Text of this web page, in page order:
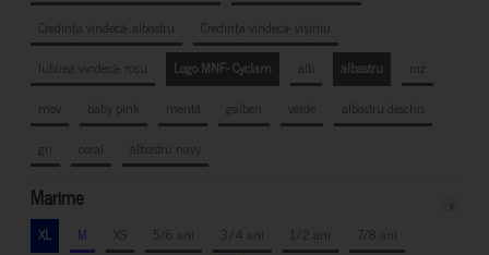
Credința vindecă- albastru
Credința vindecă- vișiniu
Iubirea vindecă- roșu
Logo MNF- Cyclam alb albastru
roz
mov
baby pink mentă galben verde
albastru deschis
gri
coral albastru navy
Marime
XL M XS 5/6 ani 3/4 ani 1/2 ani
7/8 ani